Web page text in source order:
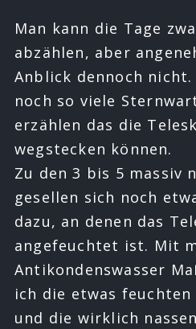
Man kann die Tage
abzählen, aber
Anblick dennoch
noch so viele
erzählen das die
wegstecken können.
Zu den 3 bis 5 massiv
gesellen sich noch
dazu, an denen das
angefeuchtet ist. Mit
Antikondenswasser
ich die etwas
und die wirklich